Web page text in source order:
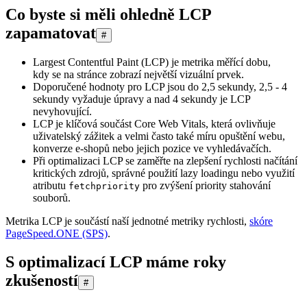
Co byste si měli ohledně LCP
zapamatovat #
Largest Contentful Paint (LCP) je metrika měřící dobu,
kdy se na stránce zobrazí největší vizuální prvek.
Doporučené hodnoty pro LCP jsou do 2,5 sekundy, 2,5 - 4
sekundy vyžaduje úpravy a nad 4 sekundy je LCP
nevyhovující.
LCP je klíčová součást Core Web Vitals, která ovlivňuje
uživatelský zážitek a velmi často také míru opuštění webu,
konverze e-shopů nebo jejich pozice ve vyhledávačích.
Při optimalizaci LCP se zaměřte na zlepšení rychlosti načítání
kritických zdrojů, správné použití lazy loadingu nebo využití
atributu fetchpriority pro zvýšení priority stahování
souborů.
Metrika LCP je součástí naší jednotné metriky rychlosti, skóre
PageSpeed.ONE (SPS).
S optimalizací LCP máme roky
zkušeností #